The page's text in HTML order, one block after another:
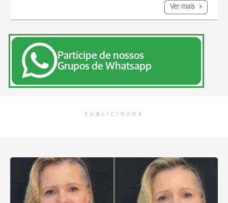
Ver mais
Participe de nossos
Grupos de Whatsapp
PUBLICIDADE